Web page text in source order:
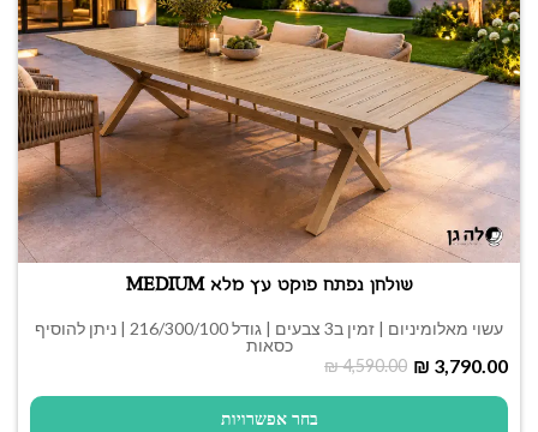
שולחן נפתח פוקט עץ מלא MEDIUM
עשוי מאלומיניום | זמין ב3 צבעים | גודל 216/300/100 | ניתן להוסיף
כסאות
₪4,590.00 ₪ 3,790.00
בחר אפשרויות